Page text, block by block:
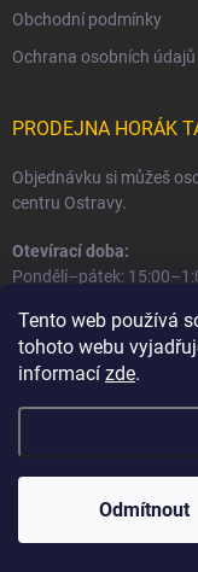
Tento web používá
tohoto webu
informací zde.
Odmítnout
Obchodní podmínky
Ochrana osobních údajů
PRODEJNA HORÁK
Objednávku si můžeš
centru Ostravy.
Otevírací doba:
Pondělí–pátek:
Informace o prodejně a
Copyright 2026